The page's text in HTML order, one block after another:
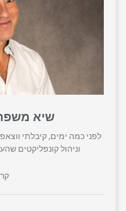
שיא
לפני כמה ימים, קיבלתי
וניהול קונפליקטים